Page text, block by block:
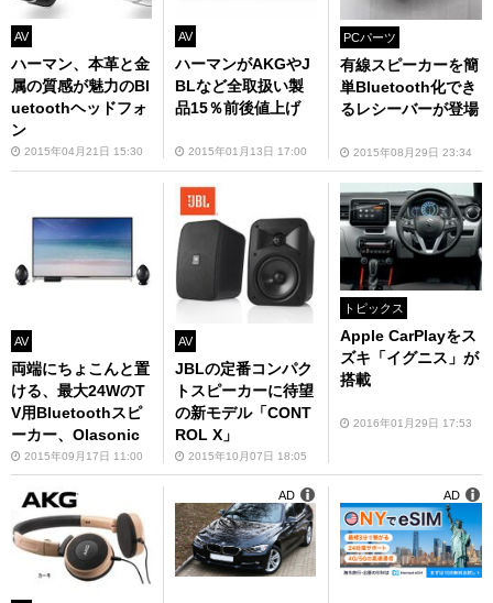
AV
ハーマン、本革と金
属の質感が魅力のBl
uetoothヘッドフォ
ン
2015年04月21日 15:30
AV
ハーマンがAKGやJ
BLなど全取扱い製
品15％前後値上げ
2015年01月13日 17:00
PCパーツ
有線スピーカーを簡
単Bluetooth化でき
るレシーバーが登場
2015年08月29日 23:34
AV
両端にちょこんと置
ける、最大24WのT
V用Bluetoothスピ
ーカー、Olasonic
2015年09月17日 11:00
AV
JBLの定番コンパク
トスピーカーに待望
の新モデル「CONT
ROL X」
2015年10月07日 18:05
トピックス
Apple CarPlayをス
ズキ「イグニス」が
搭載
2016年01月29日 17:53
AD AD